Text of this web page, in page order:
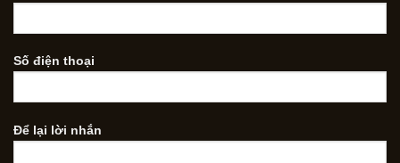
Số điện thoại
Để lại lời nhắn